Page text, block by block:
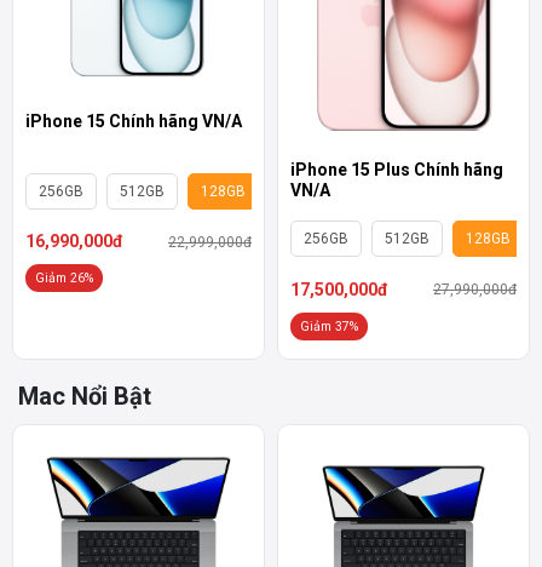
iPhone 15 Chính hãng VN/A
256GB 512GB 128GB
16,990,000đ 22,999,000đ
Giảm 26%
iPhone 15 Plus Chính hãng
VN/A
256GB 512GB 128GB
17,500,000đ 27,990,000đ
Giảm 37%
Mac Nổi Bật